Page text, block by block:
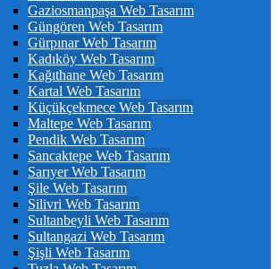
Gaziosmanpaşa Web Tasarım
Güngören Web Tasarım
Gürpınar Web Tasarım
Kadıköy Web Tasarım
Kağıthane Web Tasarım
Kartal Web Tasarım
Küçükçekmece Web Tasarım
Maltepe Web Tasarım
Pendik Web Tasarım
Sancaktepe Web Tasarım
Sarıyer Web Tasarım
Şile Web Tasarım
Silivri Web Tasarım
Sultanbeyli Web Tasarım
Sultangazi Web Tasarım
Şişli Web Tasarım